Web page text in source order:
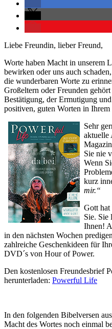
Liebe Freundin, lieber Freund,
Worte haben Macht in unserem
bewirken oder uns auch
die wunderbaren Worte zu
Großeltern oder Freunden
Bestätigung, der Ermutigung
positiven, guten Worten in Ihrem
Sehr
aktuelle
Sie nie
Wenn
kurz
mir.“
Gott hat
Sie. Sie
Ihnen!
in den nächsten Wochen
zahlreiche Geschenkideen für
DVD´s von Hour of Power.
Den kostenlosen Freundesbrief
herunterladen: Powerful Life
In den folgenden Bibelversen
Macht des Wortes noch einmal